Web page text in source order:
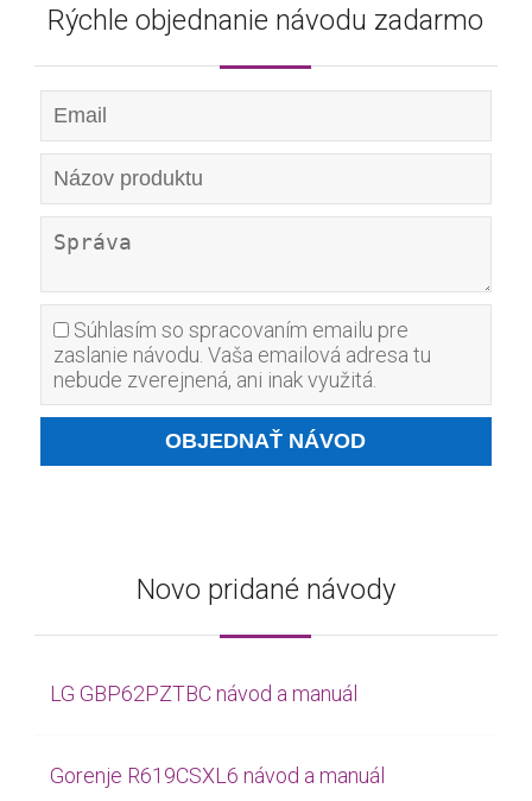
Rýchle objednanie návodu zadarmo
Súhlasím so spracovaním emailu pre
zaslanie návodu. Vaša emailová adresa tu
nebude zverejnená, ani inak využitá.
Novo pridané návody
LG GBP62PZTBC návod a manuál
Gorenje R619CSXL6 návod a manuál